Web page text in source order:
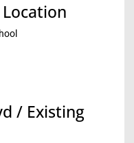
/ Existing